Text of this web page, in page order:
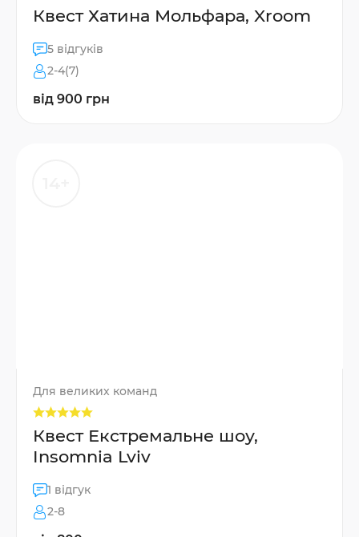
Квест Хатина Мольфара, Xroom
5 відгуків
2-4(7)
від 900 грн
Для великих команд
Квест Екстремальне шоу,
Insomnia Lviv
1 відгук
2-8